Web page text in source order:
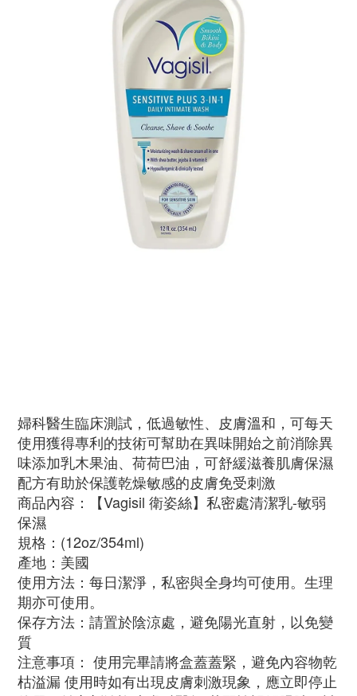
婦科醫生臨床測試，低過敏性、皮膚溫和，可每天
使用獲得專利的技術可幫助在異味開始之前消除異
味添加乳木果油、荷荷巴油，可舒緩滋養肌膚保濕
配方有助於保護乾燥敏感的皮膚免受刺激
商品內容：【Vagisil 衛姿絲】私密處清潔乳-敏弱
保濕
規格：(12oz/354ml)
產地：美國
使用方法：每日潔淨，私密與全身均可使用。生理
期亦可使用。
保存方法：請置於陰涼處，避免陽光直射，以免變
質
注意事項： 使用完畢請將盒蓋蓋緊，避免內容物乾
枯溢漏 使用時如有出現皮膚刺激現象，應立即停止